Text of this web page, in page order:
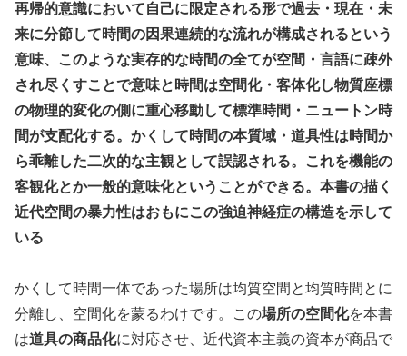
再帰的意識において自己に限定される形で過去・現在・未
来に分節して時間の因果連続的な流れが構成されるという
意味、このような実存的な時間の全てが空間・言語に疎外
され尽くすことで意味と時間は空間化・客体化し物質座標
の物理的変化の側に重心移動して標準時間・ニュートン時
間が支配化する。かくして時間の本質域・道具性は時間か
ら乖離した二次的な主観として誤認される。これを機能の
客観化とか一般的意味化ということができる。本書の描く
近代空間の暴力性はおもにこの強迫神経症の構造を示して
いる
かくして時間一体であった場所は均質空間と均質時間とに
分離し、空間化を蒙るわけです。この場所の空間化を本書
は道具の商品化に対応させ、近代資本主義の資本が商品で